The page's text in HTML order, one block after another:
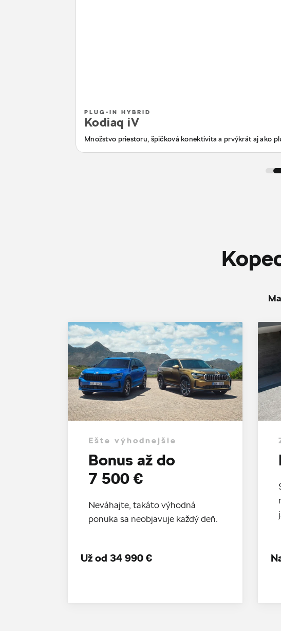
PLUG-IN HYBRID
Kodiaq iV
Množstvo priestoru, špičková konektivita a prvýkrát aj ako
Ešte výhodnejšie
Bonus až do
7 500 €
Neváhajte, takáto výhodná
ponuka sa neobjavuje každý deň.
Už od 34 990 €